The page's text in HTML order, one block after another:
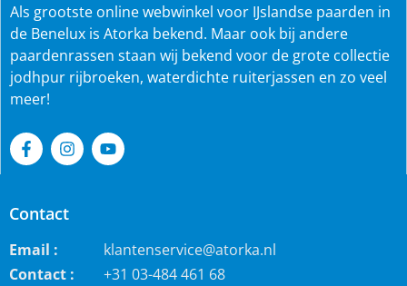
Als grootste online webwinkel voor IJslandse paarden in
de Benelux is Atorka bekend. Maar ook bij andere
paardenrassen staan wij bekend voor de grote collectie
jodhpur rijbroeken, waterdichte ruiterjassen en zo veel
meer!
Contact
Email :
klantenservice@atorka.nl
Contact :
+31 03-484 461 68